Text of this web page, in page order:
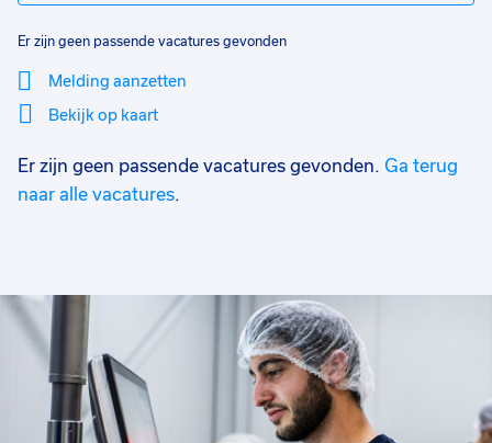
Er zijn geen passende vacatures gevonden
Melding aanzetten
Bekijk op kaart
Sluiten
Er zijn geen passende vacatures gevonden. Ga terug
naar alle vacatures.